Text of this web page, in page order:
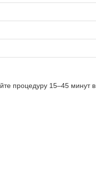
процедуру 15–45 минут в